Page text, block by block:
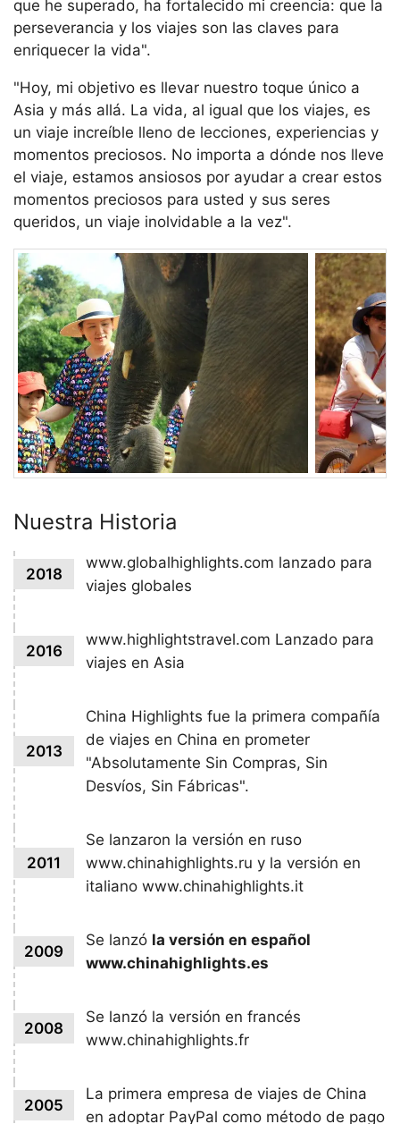
que he superado, ha fortalecido mi creencia: que la
perseverancia y los viajes son las claves para
enriquecer la vida".
"Hoy, mi objetivo es llevar nuestro toque único a
Asia y más allá. La vida, al igual que los viajes, es
un viaje increíble lleno de lecciones, experiencias y
momentos preciosos. No importa a dónde nos lleve
el viaje, estamos ansiosos por ayudar a crear estos
momentos preciosos para usted y sus seres
queridos, un viaje inolvidable a la vez".
Nuestra Historia
2018
www.globalhighlights.com lanzado para
viajes globales
2016
www.highlightstravel.com Lanzado para
viajes en Asia
2013
China Highlights fue la primera compañía
de viajes en China en prometer
"Absolutamente Sin Compras, Sin
Desvíos, Sin Fábricas".
2011
Se lanzaron la versión en ruso
www.chinahighlights.ru y la versión en
italiano www.chinahighlights.it
2009
Se lanzó la versión en español
www.chinahighlights.es
2008
Se lanzó la versión en francés
www.chinahighlights.fr
2005
La primera empresa de viajes de China
en adoptar PayPal como método de pago